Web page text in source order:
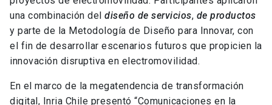
proyectos de electromovilidad. Participantes aplicaron
una combinación deldiseño de servicios,de productos
y parte de la Metodología de Diseño para Innovar, con
el fin de desarrollar escenarios futuros que propicien la
En el marco de la megatendencia de transformación